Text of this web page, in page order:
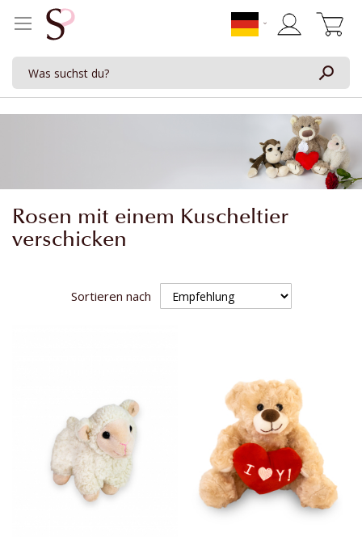
Rosen mit einem Kuscheltier
verschicken
Sortieren nach